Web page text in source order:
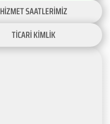
HİZMET SAATLERİMİZ
TİCARİ KİMLİK